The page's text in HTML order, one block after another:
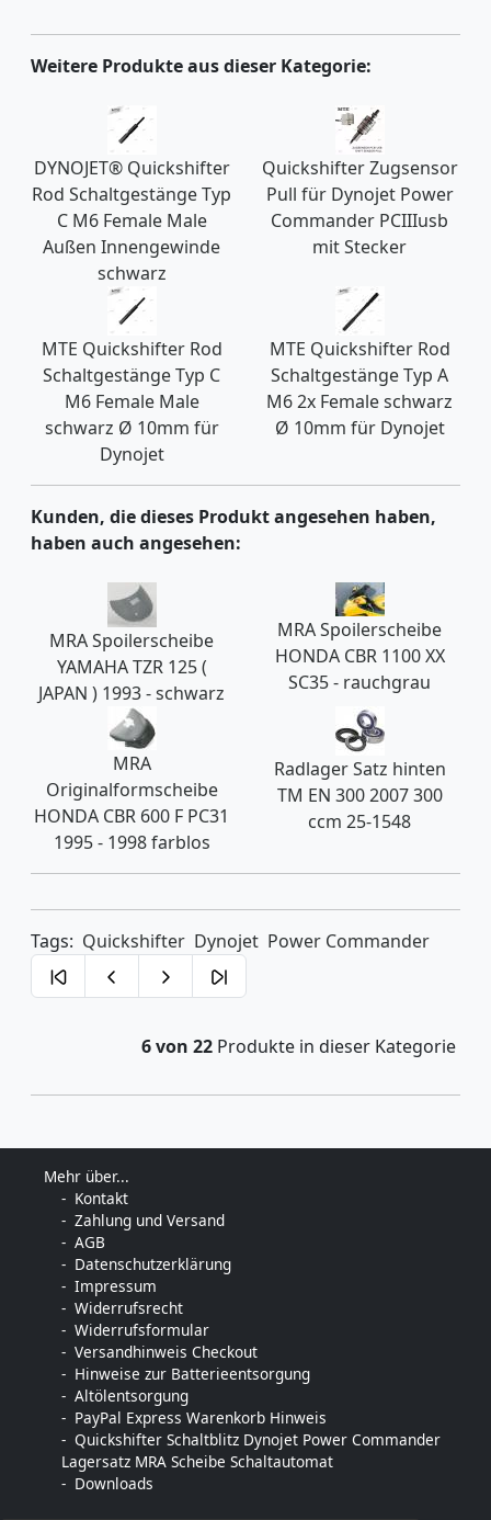
Weitere Produkte aus dieser Kategorie:
DYNOJET® Quickshifter
Rod Schaltgestänge Typ
C M6 Female Male
Außen Innengewinde
schwarz
Quickshifter Zugsensor
Pull für Dynojet Power
Commander PCIIIusb
mit Stecker
MTE Quickshifter Rod
Schaltgestänge Typ C
M6 Female Male
schwarz Ø 10mm für
Dynojet
MTE Quickshifter Rod
Schaltgestänge Typ A
M6 2x Female schwarz
Ø 10mm für Dynojet
Kunden, die dieses Produkt angesehen haben,
haben auch angesehen:
MRA Spoilerscheibe
YAMAHA TZR 125 (
JAPAN ) 1993 - schwarz
MRA Spoilerscheibe
HONDA CBR 1100 XX
SC35 - rauchgrau
MRA
Originalformscheibe
HONDA CBR 600 F PC31
1995 - 1998 farblos
Radlager Satz hinten
TM EN 300 2007 300
ccm 25-1548
Tags: Quickshifter Dynojet Power Commander
6 von 22 Produkte in dieser Kategorie
Mehr über...
Kontakt
Zahlung und Versand
AGB
Datenschutzerklärung
Impressum
Widerrufsrecht
Widerrufsformular
Versandhinweis Checkout
Hinweise zur Batterieentsorgung
Altölentsorgung
PayPal Express Warenkorb Hinweis
Quickshifter Schaltblitz Dynojet Power Commander
Lagersatz MRA Scheibe Schaltautomat
Downloads